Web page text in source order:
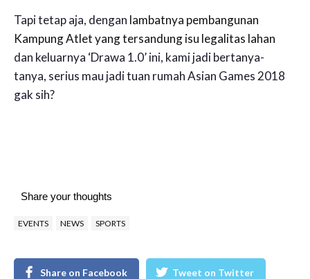
Tapi tetap aja, dengan lambatnya pembangunan
Kampung Atlet yang tersandung isu legalitas lahan
dan keluarnya ‘Drawa 1.0’ ini, kami jadi bertanya-
tanya, serius mau jadi tuan rumah Asian Games 2018
gak sih?
Share your thoughts
EVENTS NEWS SPORTS
Share on Facebook Tweet on Twitter